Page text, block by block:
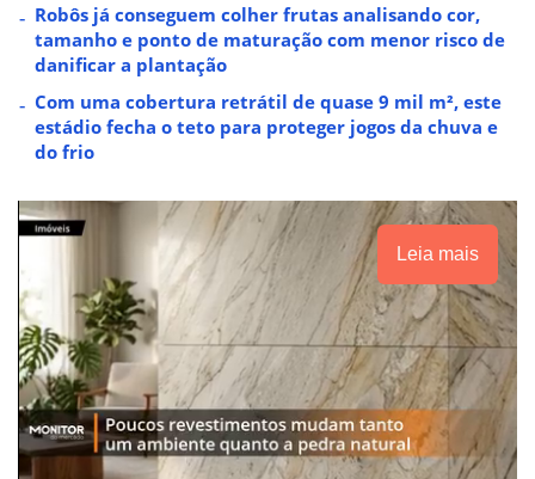
Robôs já conseguem colher frutas analisando cor,
tamanho e ponto de maturação com menor risco de
danificar a plantação
Com uma cobertura retrátil de quase 9 mil m², este
estádio fecha o teto para proteger jogos da chuva e
do frio
Leia mais